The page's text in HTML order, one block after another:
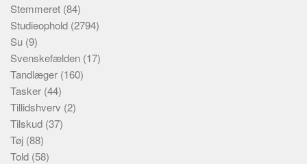
Stemmeret (84)
Studieophold (2794)
Su (9)
Svenskefælden (17)
Tandlæger (160)
Tasker (44)
Tillidshverv (2)
Tilskud (37)
Tøj (88)
Told (58)